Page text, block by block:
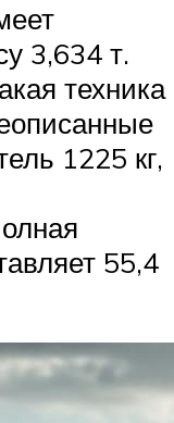
3,634 т.
техника
1225 кг,
55,4